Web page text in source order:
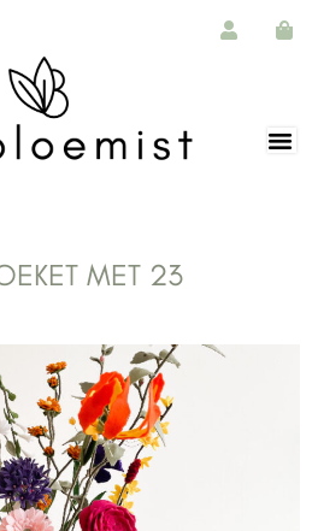
MET 23